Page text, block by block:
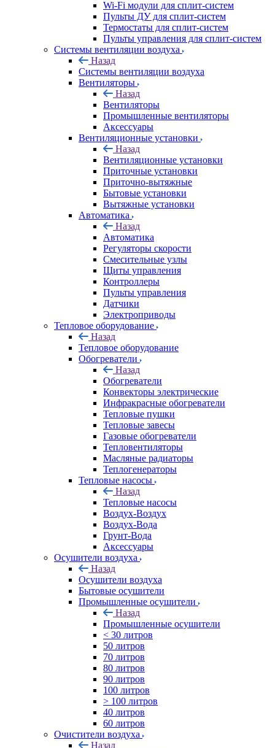
Wi-Fi модули для сплит-систем
Пульты ДУ для сплит-систем
Термостаты для сплит-систем
Пульты управления для сплит-систем
Системы вентиляции воздуха
Назад
Системы вентиляции воздуха
Вентиляторы
Назад
Вентиляторы
Промышленные вентиляторы
Аксессуары
Вентиляционные установки
Назад
Вентиляционные установки
Приточные установки
Приточно-вытяжные
Бытовые установки
Вытяжные установки
Автоматика
Назад
Автоматика
Регуляторы скорости
Смесительные узлы
Щиты управления
Контроллеры
Пульты управления
Датчики
Электроприводы
Тепловое оборудование
Назад
Тепловое оборудование
Обогреватели
Назад
Обогреватели
Конвекторы электрические
Инфракрасные обогреватели
Тепловые пушки
Тепловые завесы
Газовые обогреватели
Тепловентиляторы
Масляные радиаторы
Теплогенераторы
Тепловые насосы
Назад
Тепловые насосы
Воздух-Воздух
Воздух-Вода
Грунт-Вода
Аксессуары
Осушители воздуха
Назад
Осушители воздуха
Бытовые осушители
Промышленные осушители
Назад
Промышленные осушители
< 30 литров
50 литров
70 литров
80 литров
90 литров
100 литров
> 100 литров
40 литров
60 литров
Очистители воздуха
Назад